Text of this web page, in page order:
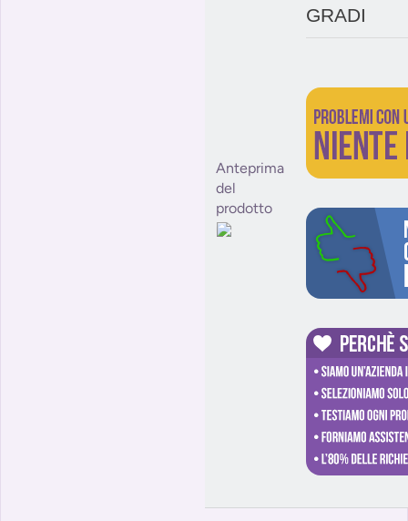
Anteprima
del
prodotto
GRADI